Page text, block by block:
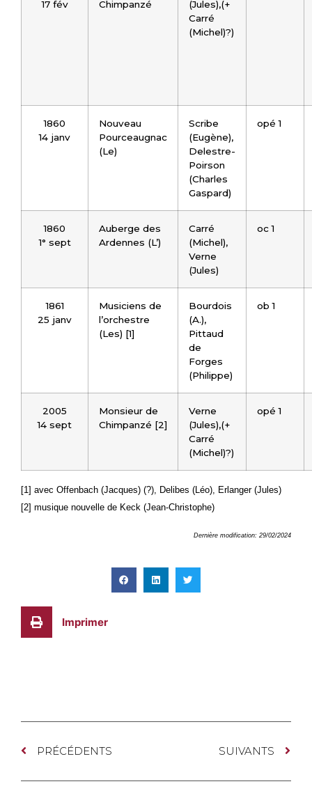
17 fév
Chimpanzé
(Jules),(+
Carré
(Michel)?)
1860
14 janv
Nouveau
Pourceaugnac
(Le)
Scribe
(Eugène),
Delestre-
Poirson
(Charles
Gaspard)
opé 1
1860
1° sept
Auberge des
Ardennes (L’)
Carré
(Michel),
Verne
(Jules)
oc 1
1861
25 janv
Musiciens de
l’orchestre
(Les) [1]
Bourdois
(A.),
Pittaud
de
Forges
(Philippe)
ob 1
2005
14 sept
Monsieur de
Chimpanzé [2]
Verne
(Jules),(+
Carré
(Michel)?)
opé 1
[1] avec Offenbach (Jacques) (?), Delibes (Léo), Erlanger (Jules)
[2] musique nouvelle de Keck (Jean-Christophe)
Dernière modification: 29/02/2024
Imprimer
PRÉCÉDENTS SUIVANTS